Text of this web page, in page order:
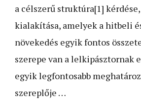
a célszerű struktúra[1]
kialakítása, amelyek a hitbeli
növekedés egyik fontos
szerepe van a lelkipásztornak
egyik legfontosabb
szereplője …